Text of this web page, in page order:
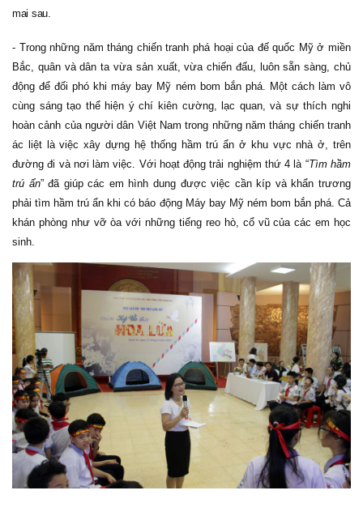
mai sau.
- Trong những năm tháng chiến tranh phá hoại của đế quốc Mỹ ở miền
Bắc, quân và dân ta vừa sản xuất, vừa chiến đấu, luôn sẵn sàng, chủ
động để đối phó khi máy bay Mỹ ném bom bắn phá. Một cách làm vô
cùng sáng tạo thể hiện ý chí kiên cường, lạc quan, và sự thích nghi
hoàn cảnh của người dân Việt Nam trong những năm tháng chiến tranh
ác liệt là việc xây dựng hệ thống hầm trú ẩn ở khu vực nhà ở, trên
đường đi và nơi làm việc. Với hoạt động trải nghiệm thứ 4 là “Tìm hầm
trú ẩn” đã giúp các em hình dung được việc cần kíp và khẩn trương
phải tìm hầm trú ẩn khi có báo động Máy bay Mỹ ném bom bắn phá. Cả
khán phòng như vỡ òa với những tiếng reo hò, cổ vũ của các em học
sinh.